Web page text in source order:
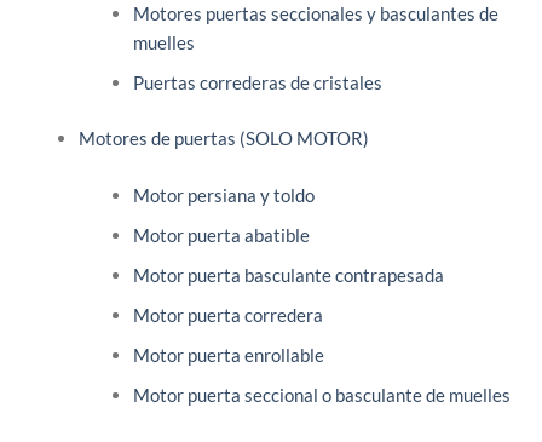
Motores puertas seccionales y basculantes de
muelles
Puertas correderas de cristales
Motores de puertas (SOLO MOTOR)
Motor persiana y toldo
Motor puerta abatible
Motor puerta basculante contrapesada
Motor puerta corredera
Motor puerta enrollable
Motor puerta seccional o basculante de muelles